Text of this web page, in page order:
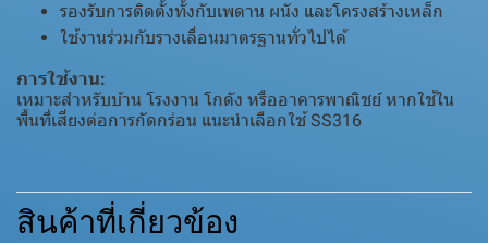
รองรับการติดตั้งทั้งกับเพดาน ผนัง และโครงสร้างเหล็ก
ใช้งานร่วมกับรางเลื่อนมาตรฐานทั่วไปได้
การใช้งาน:
เหมาะสำหรับบ้าน โรงงาน โกดัง หรืออาคารพาณิชย์ หากใช้ใน
พื้นที่เสี่ยงต่อการกัดกร่อน แนะนำเลือกใช้ SS316
สินค้าที่เกี่ยวข้อง